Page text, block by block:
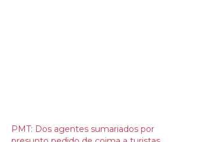
PMT: Dos agentes sumariados por